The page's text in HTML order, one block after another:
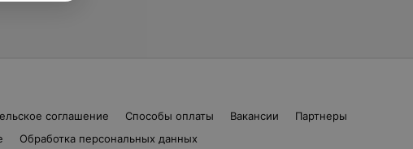
соглашение Способы оплаты Вакансии
Партнеры
Обработка персональных данных